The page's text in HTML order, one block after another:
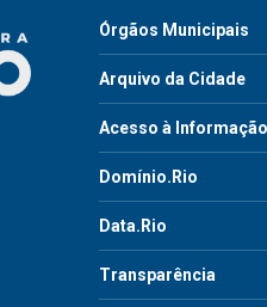
Órgãos Municipais
Arquivo da Cidade
Acesso à Informação
Domínio.Rio
Data.Rio
Transparência